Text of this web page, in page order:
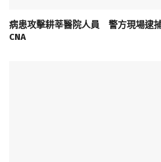
病患攻擊耕莘醫院人員 警方現場逮
CNA